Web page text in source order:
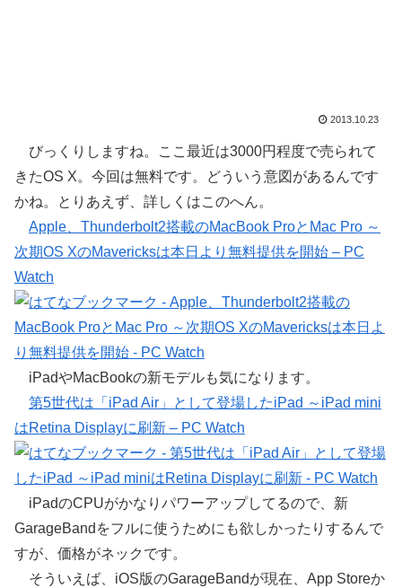
2013.10.23
びっくりしますね。ここ最近は3000円程度で売られて
きたOS X。今回は無料です。どういう意図があるんです
かね。とりあえず、詳しくはこのへん。
Apple、Thunderbolt2搭載のMacBook ProとMac Pro ～
次期OS XのMavericksは本日より無料提供を開始 – PC
Watch
iPadやMacBookの新モデルも気になります。
第5世代は「iPad Air」として登場したiPad ～iPad mini
はRetina Displayに刷新 – PC Watch
iPadのCPUがかなりパワーアップしてるので、新
GarageBandをフルに使うためにも欲しかったりするんで
すが、価格がネックです。
そういえば、iOS版のGarageBandが現在、App Storeか